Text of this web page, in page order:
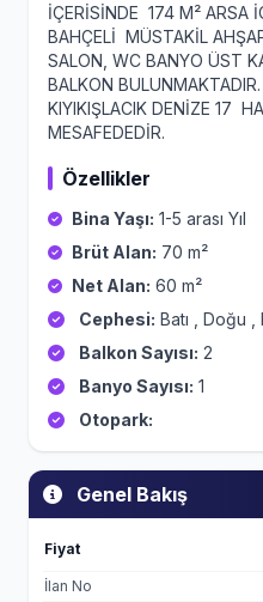
Genel Bakış
Fiyat
İlan No
İÇERİSİNDE 174 M² ARSA
BAHÇELİ MÜSTAKİL
SALON, WC BANYO ÜST
BALKON
KIYIKIŞLACIK DENİZE 17
MESAFEDEDİR.
Özellikler
Bina Yaşı: 1-5 arası Yıl
Brüt Alan: 70 m²
Net Alan: 60 m²
Cephesi: Batı , Doğu
Balkon Sayısı: 2
Banyo Sayısı: 1
Otopark: